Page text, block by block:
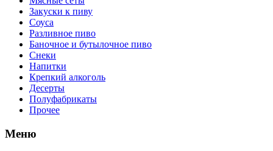
Закуски к пиву
Соуса
Разливное пиво
Баночное и бутылочное пиво
Снеки
Напитки
Крепкий алкоголь
Десерты
Полуфабрикаты
Прочее
Меню